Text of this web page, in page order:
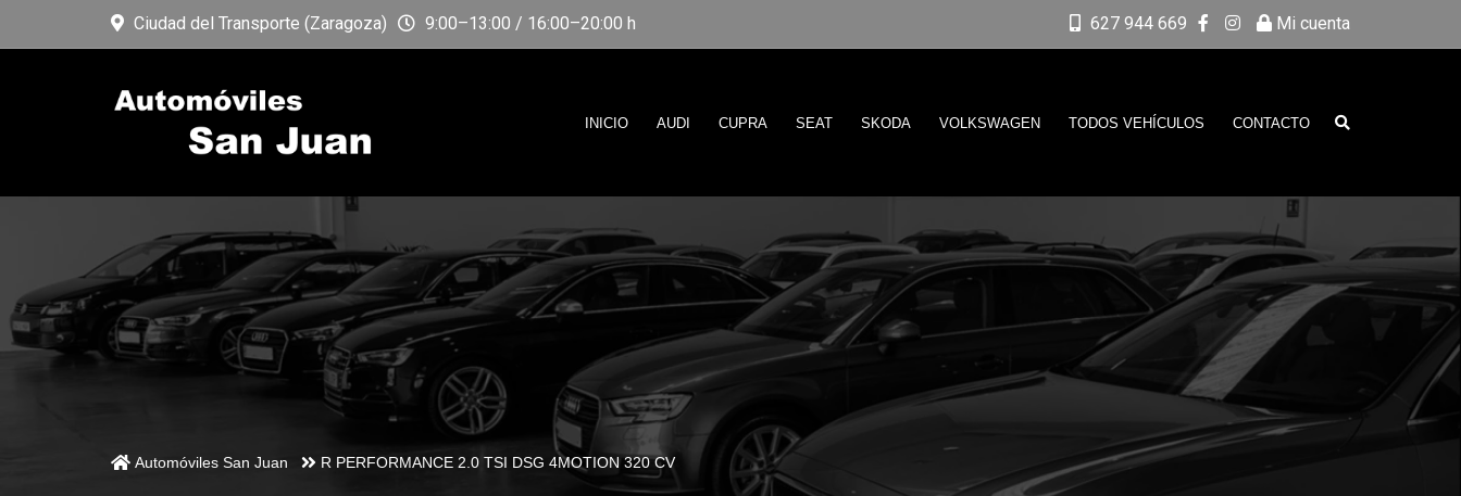
Ciudad del Transporte (Zaragoza) 9:00–13:00 / 16:00–20:00 h 627 944 669 Mi cuenta
INICIO AUDI CUPRA SEAT SKODA VOLKSWAGEN TODOS VEHÍCULOS CONTACTO
Automóviles San Juan R PERFORMANCE 2.0 TSI DSG 4MOTION 320 CV